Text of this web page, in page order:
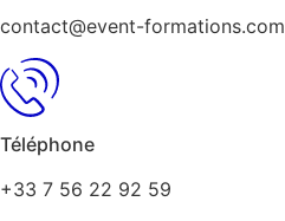
contact@event-formations.com
Téléphone
+33 7 56 22 92 59